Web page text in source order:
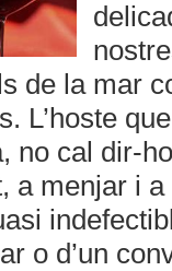
de la mar
L’hoste
no cal dir-
a menjar i
o d’un